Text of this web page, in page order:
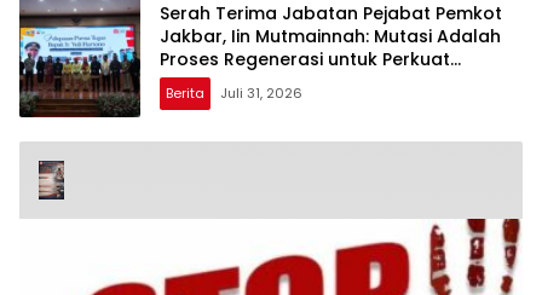
Serah Terima Jabatan Pejabat Pemkot
Jakbar, Iin Mutmainnah: Mutasi Adalah
Proses Regenerasi untuk Perkuat
Pelayanan Publik
Berita Juli 31, 2026